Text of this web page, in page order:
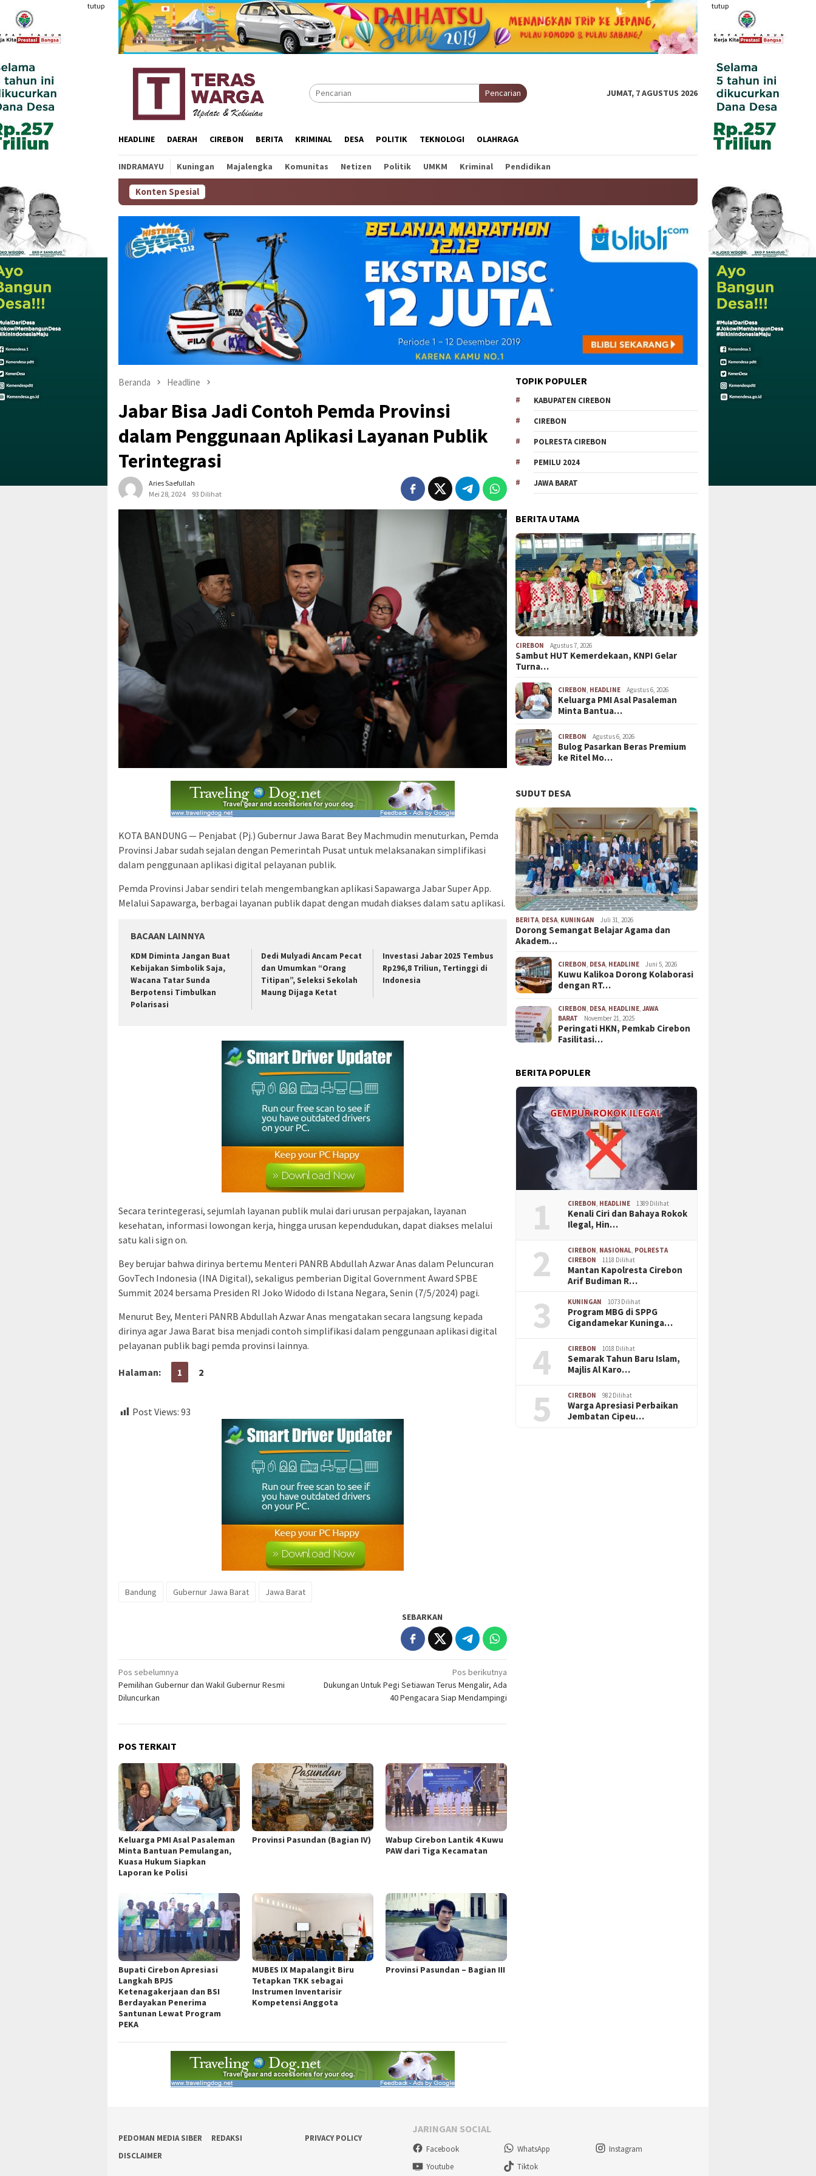
Loncat
konten
tutup tutup
Pencarian JUMAT, 7 AGUSTUS 2026
HEADLINE DAERAH CIREBON BERITA KRIMINAL DESA POLITIK TEKNOLOGI OLAHRAGA
INDRAMAYU Kuningan Majalengka Komunitas Netizen Politik UMKM Kriminal Pendidikan
Konten Spesial
Beranda Headline
Jabar Bisa Jadi Contoh Pemda Provinsi
dalam Penggunaan Aplikasi Layanan Publik
Terintegrasi
Aries Saefullah
Mei 28, 2024
93 Dilihat
KOTA BANDUNG — Penjabat (Pj.) Gubernur Jawa Barat Bey Machmudin menuturkan, Pemda
Provinsi Jabar sudah sejalan dengan Pemerintah Pusat untuk melaksanakan simplifikasi
dalam penggunaan aplikasi digital pelayanan publik.
Pemda Provinsi Jabar sendiri telah mengembangkan aplikasi Sapawarga Jabar Super App.
Melalui Sapawarga, berbagai layanan publik dapat dengan mudah diakses dalam satu aplikasi.
BACAAN LAINNYA
KDM Diminta Jangan Buat
Kebijakan Simbolik Saja,
Wacana Tatar Sunda
Berpotensi Timbulkan
Polarisasi
Dedi Mulyadi Ancam Pecat
dan Umumkan “Orang
Titipan”, Seleksi Sekolah
Maung Dijaga Ketat
Investasi Jabar 2025 Tembus
Rp296,8 Triliun, Tertinggi di
Indonesia
Secara terintegerasi, sejumlah layanan publik mulai dari urusan perpajakan, layanan
kesehatan, informasi lowongan kerja, hingga urusan kependudukan, dapat diakses melalui
satu kali sign on.
Bey berujar bahwa dirinya bertemu Menteri PANRB Abdullah Azwar Anas dalam Peluncuran
GovTech Indonesia (INA Digital), sekaligus pemberian Digital Government Award SPBE
Summit 2024 bersama Presiden RI Joko Widodo di Istana Negara, Senin (7/5/2024) pagi.
Menurut Bey, Menteri PANRB Abdullah Azwar Anas mengatakan secara langsung kepada
dirinya agar Jawa Barat bisa menjadi contoh simplifikasi dalam penggunaan aplikasi digital
pelayanan publik bagi pemda provinsi lainnya.
Halaman: 1 2
Post Views: 93
Bandung Gubernur Jawa Barat Jawa Barat
SEBARKAN
Navigasi
pos
Pos sebelumnya
Pemilihan Gubernur dan Wakil Gubernur Resmi
Diluncurkan
Pos berikutnya
Dukungan Untuk Pegi Setiawan Terus Mengalir, Ada
40 Pengacara Siap Mendampingi
POS TERKAIT
Keluarga PMI Asal Pasaleman
Minta Bantuan Pemulangan,
Kuasa Hukum Siapkan
Laporan ke Polisi
Provinsi Pasundan (Bagian IV)
Wabup Cirebon Lantik 4 Kuwu
PAW dari Tiga Kecamatan
Bupati Cirebon Apresiasi
Langkah BPJS
Ketenagakerjaan dan BSI
Berdayakan Penerima
Santunan Lewat Program
PEKA
MUBES IX Mapalangit Biru
Tetapkan TKK sebagai
Instrumen Inventarisir
Kompetensi Anggota
Provinsi Pasundan – Bagian III
TOPIK POPULER
KABUPATEN CIREBON
CIREBON
POLRESTA CIREBON
PEMILU 2024
JAWA BARAT
BERITA UTAMA
CIREBON Agustus 7, 2026
Sambut HUT Kemerdekaan, KNPI Gelar
Turna…
CIREBON, HEADLINE Agustus 6, 2026
Keluarga PMI Asal Pasaleman
Minta Bantua…
CIREBON Agustus 6, 2026
Bulog Pasarkan Beras Premium
ke Ritel Mo…
SUDUT DESA
BERITA, DESA, KUNINGAN Juli 31, 2026
Dorong Semangat Belajar Agama dan
Akadem…
CIREBON, DESA, HEADLINE Juni 5, 2026
Kuwu Kalikoa Dorong Kolaborasi
dengan RT…
CIREBON, DESA, HEADLINE,JAWA
BARAT
November 21, 2025
Peringati HKN, Pemkab Cirebon
Fasilitasi…
BERITA POPULER
1 CIREBON HEADLINE 1389 Dilihat
Kenali Ciri dan Bahaya Rokok
Ilegal, Hin…
2 CIREBON NASIONAL POLRESTA
CIREBON
1118 Dilihat
Mantan Kapolresta Cirebon
Arif Budiman R…
3 KUNINGAN 1073 Dilihat
Program MBG di SPPG
Cigandamekar Kuninga…
4 CIREBON 1018 Dilihat
Semarak Tahun Baru Islam,
Majlis Al Karo…
5 CIREBON 982 Dilihat
Warga Apresiasi Perbaikan
Jembatan Cipeu…
PEDOMAN MEDIA SIBER REDAKSI
PRIVACY POLICY
DISCLAIMER
JARINGAN SOCIAL
Facebook WhatsApp
Instagram
Youtube
Tiktok